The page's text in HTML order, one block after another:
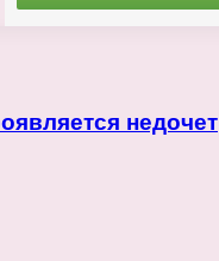
недочет